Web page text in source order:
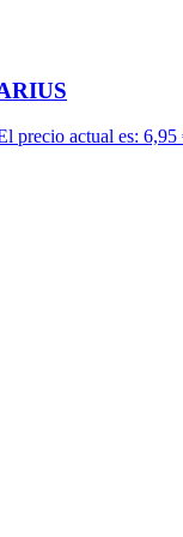
precio actual es: 6,95